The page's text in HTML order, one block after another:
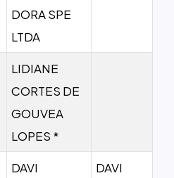
DORA SPE
LTDA
LIDIANE
CORTES DE
GOUVEA
LOPES *
DAVI
DAVI